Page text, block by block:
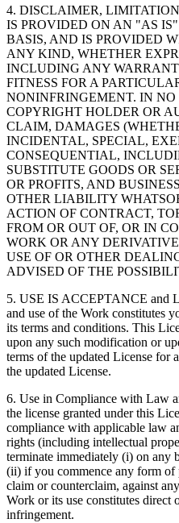
Große Spiele mit kleinen Teams
XR-Spiele
XR-Spiele plattformübergreifend
Multiplayer-Spiele
Vereinfachte Entwicklung von
4. DISCLAIMER,
IS PROVIDED ON AN "AS
BASIS, AND IS PROVIDED
ANY KIND, WHETHER
INCLUDING ANY
FITNESS FOR A
NONINFRINGEMENT. IN
COPYRIGHT HOLDER OR
CLAIM, DAMAGES
INCIDENTAL, SPECIAL,
CONSEQUENTIAL,
SUBSTITUTE GOODS OR
OR PROFITS, AND
OTHER LIABILITY
ACTION OF CONTRACT,
FROM OR OUT OF, OR IN
WORK OR ANY
USE OF OR OTHER
ADVISED OF THE
5. USE IS ACCEPTANCE and
and use of the Work constitutes
its terms and conditions. This
upon any such modification or
terms of the updated License for
the updated License.
6. Use in Compliance with Law
the license granted under this
compliance with applicable law
rights (including intellectual
terminate immediately (i) on any
(ii) if you commence any form of
claim or counterclaim, against
Work or its use constitutes direct
infringement.